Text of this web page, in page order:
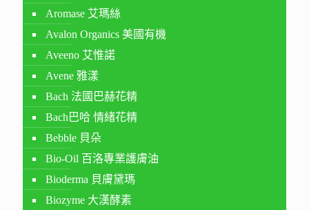
Aromase 艾瑪絲
Avalon Organics 美國有機
Aveeno 艾惟諾
Avene 雅漾
Bach 法國巴赫花精
Bach巴哈 情緒花精
Bebble 貝朵
Bio-Oil 百洛專業護膚油
Bioderma 貝膚黛瑪
Biozyme 大漢酵素